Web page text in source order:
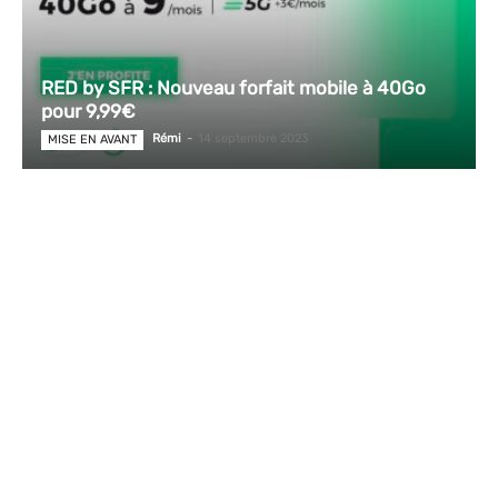
RED by SFR : Nouveau forfait mobile à 40Go
pour 9,99€
MISE EN AVANT Rémi - 14 septembre 2023